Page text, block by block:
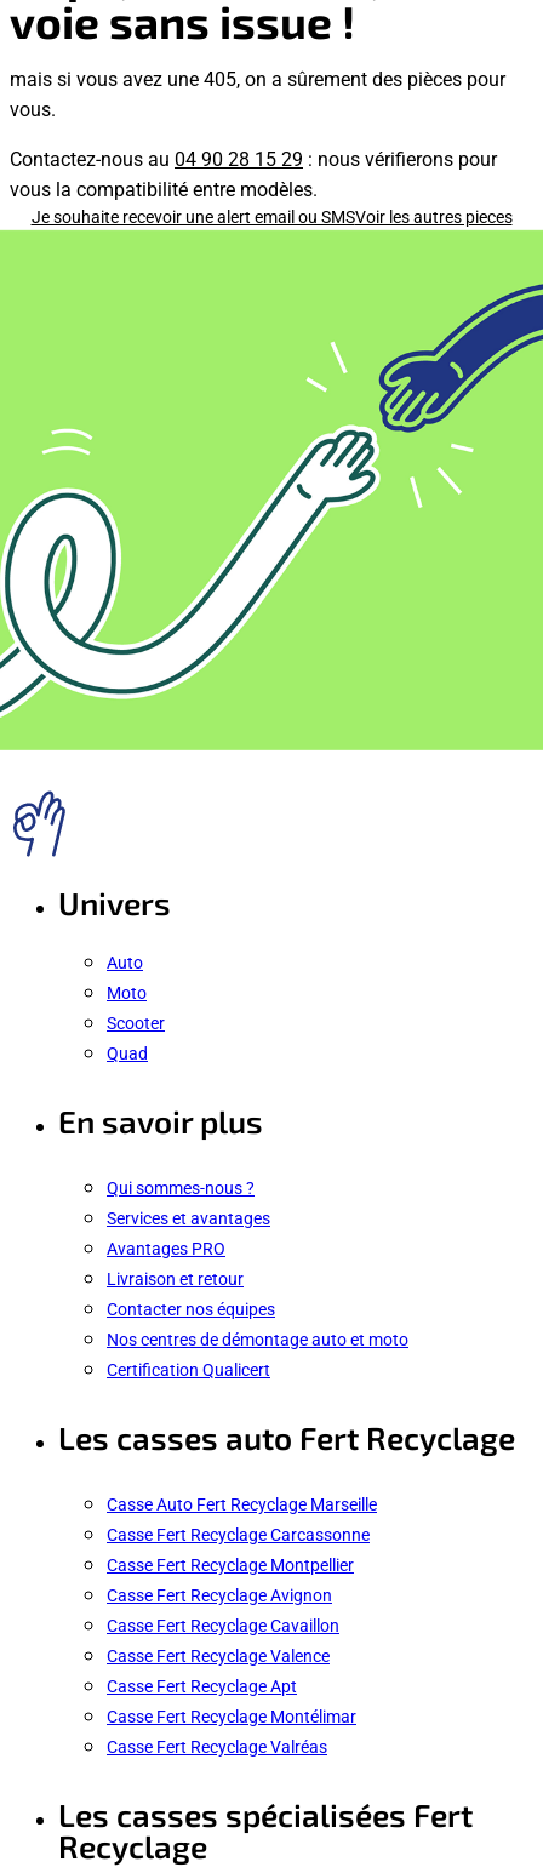
voie sans issue !
mais si vous avez une 405, on a sûrement des pièces pour
vous.
Contactez-nous au 04 90 28 15 29 : nous vérifierons pour
vous la compatibilité entre modèles.
Je souhaite recevoir une alert email ou SMSVoir les autres pieces
Univers
Auto
Moto
Scooter
Quad
En savoir plus
Qui sommes-nous ?
Services et avantages
Avantages PRO
Livraison et retour
Contacter nos équipes
Nos centres de démontage auto et moto
Certification Qualicert
Les casses auto Fert Recyclage
Casse Auto Fert Recyclage Marseille
Casse Fert Recyclage Carcassonne
Casse Fert Recyclage Montpellier
Casse Fert Recyclage Avignon
Casse Fert Recyclage Cavaillon
Casse Fert Recyclage Valence
Casse Fert Recyclage Apt
Casse Fert Recyclage Montélimar
Casse Fert Recyclage Valréas
Les casses spécialisées Fert
Recyclage